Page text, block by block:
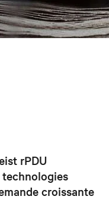
rPDU
croissante